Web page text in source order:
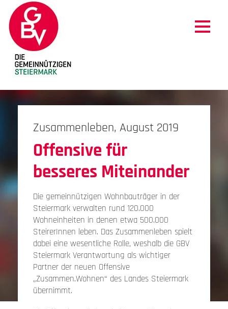
Zusammenleben, August 2019
Offensive für
besseres Miteinander
Die gemeinnützigen Wohnbauträger in der
Steiermark verwalten rund 120.000
Wohneinheiten in denen etwa 500.000
SteirerInnen leben. Das Zusammenleben spielt
dabei eine wesentliche Rolle, weshalb die GBV
Steiermark Verantwortung als wichtiger
Partner der neuen Offensive
„Zusammen.Wohnen“ des Landes Steiermark
übernimmt.